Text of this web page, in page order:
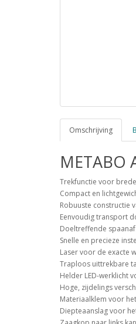
Omschrijving
METABO
Trekfunctie voor
Compact en
Robuuste constructie
Eenvoudig transport
Doeltreffende
Snelle en precieze
Laser voor de exacte
Traploos uittrekbare
Helder LED-werklicht
Hoge, zijdelings
Materiaalklem voor
Diepteaanslag voor